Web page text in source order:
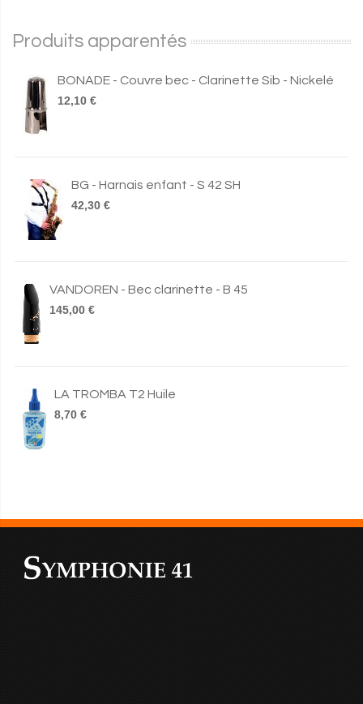
Produits apparentés
BONADE - Couvre bec - Clarinette Sib - Nickelé
12,10 €
BG - Harnais enfant - S 42 SH
42,30 €
VANDOREN - Bec clarinette - B 45
145,00 €
LA TROMBA T2 Huile
8,70 €